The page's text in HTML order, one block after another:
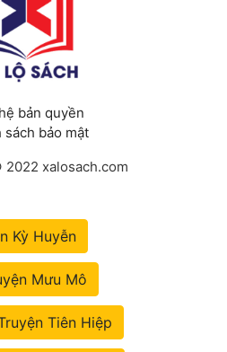
bản quyền
sách bảo mật
xalosach.com
Kỳ Huyễn
Mưu Mô
Tiên Hiệp